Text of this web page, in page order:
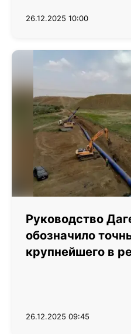
26.12.2025 10:00
Руководство
обозначило
крупнейшего в
26.12.2025 09:45